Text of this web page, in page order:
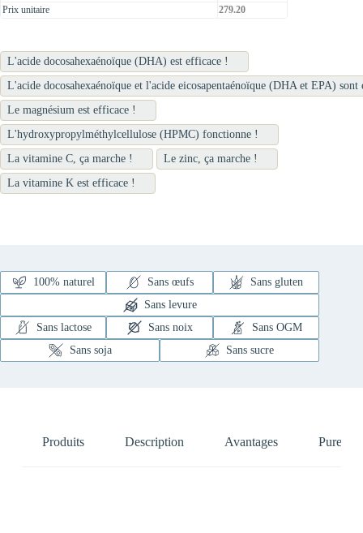
Prix unitaire
279.20
L'acide docosahexaénoïque (DHA) est efficace !
L'acide docosahexaénoïque et l'acide eicosapentaénoïque (DHA et EPA) sont
Le magnésium est efficace !
L'hydroxypropylméthylcellulose (HPMC) fonctionne !
La vitamine C, ça marche !
Le zinc, ça marche !
La vitamine K est efficace !
100% naturel Sans œufs
Sans gluten
Sans levure
Sans lactose
Sans noix
Sans OGM
Sans soja
Sans sucre
Produits Description Avantages Pure